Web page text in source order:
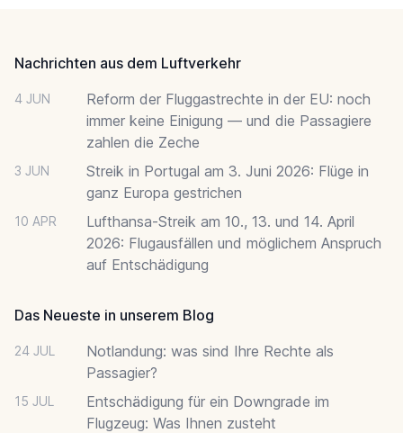
Nachrichten aus dem Luftverkehr
4 JUN
Reform der Fluggastrechte in der EU: noch
immer keine Einigung — und die Passagiere
zahlen die Zeche
3 JUN
Streik in Portugal am 3. Juni 2026: Flüge in
ganz Europa gestrichen
10 APR
Lufthansa-Streik am 10., 13. und 14. April
2026: Flugausfällen und möglichem Anspruch
auf Entschädigung
Das Neueste in unserem Blog
24 JUL
Notlandung: was sind Ihre Rechte als
Passagier?
15 JUL
Entschädigung für ein Downgrade im
Flugzeug: Was Ihnen zusteht